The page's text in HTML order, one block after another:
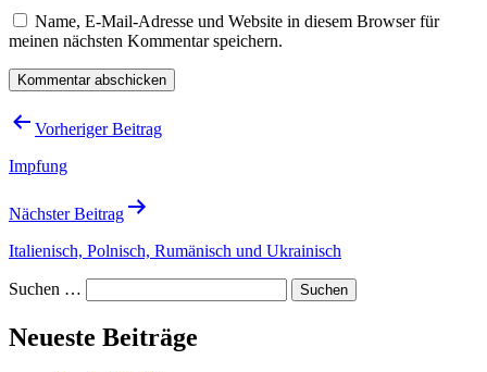
Name, E-Mail-Adresse und Website in diesem Browser für
meinen nächsten Kommentar speichern.
Beitragsnavigation
Vorheriger Beitrag
Impfung
Nächster Beitrag
Italienisch, Polnisch, Rumänisch und Ukrainisch
Suchen …
Neueste Beiträge